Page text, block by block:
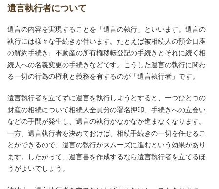
遺言執行者について
遺言の内容を実現することを「遺言の執行」といいます。遺言の
執行には様々な手続きが伴います。たとえば被相続人の預金口座
の解約手続き、不動産の所有権移転登記の手続きとそれに続く相
続人への名義変更の手続きなどです。こうした遺言の執行に関わ
る一切の行為の権利と義務を有するのが「遺言執行者」です。
遺言執行者を立てずに遺言を執行しようとすると、一つひとつの
財産の相続について相続人全員分の署名押印、手続きへの立会い
などの手間が発生し、遺言の執行がなかなか進まなくなります。
一方、遺言執行者を決めておけば、相続手続きの一切を任せるこ
とができるので、遺言の執行がスムーズに進むという効果があり
ます。したがって、遺言書を作成するなら遺言執行者を立てるほ
うがよいでしょう。